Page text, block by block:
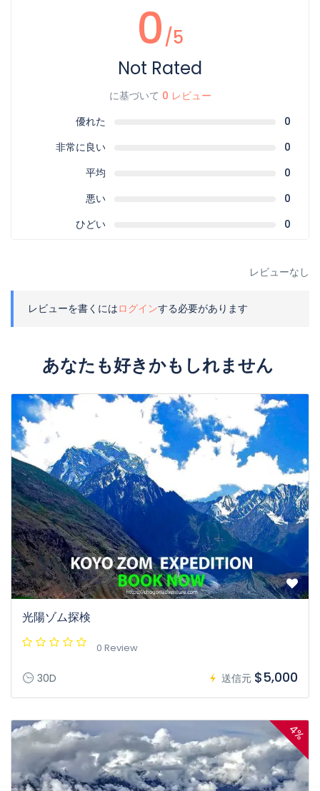
0/5
Not Rated
に基づいて 0 レビュー
優れた
0
非常に良い
0
平均
0
悪い
0
ひどい
0
レビューなし
レビューを書くにはログインする必要があります
あなたも好きかもしれません
光陽ゾム探検
0 Review
30D 送信元 $5,000
4%